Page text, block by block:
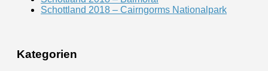
Schottland 2018 – Cairngorms Nationalpark
Kategorien